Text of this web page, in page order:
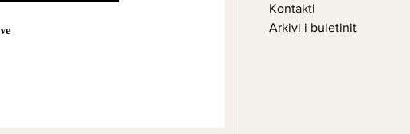
Kontakti
Arkivi i buletinit